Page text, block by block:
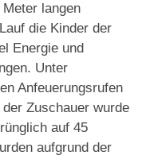
langen
die Kinder der
Energie und
Unter
Anfeuerungsrufen
Zuschauer wurde
auf 45
aufgrund der